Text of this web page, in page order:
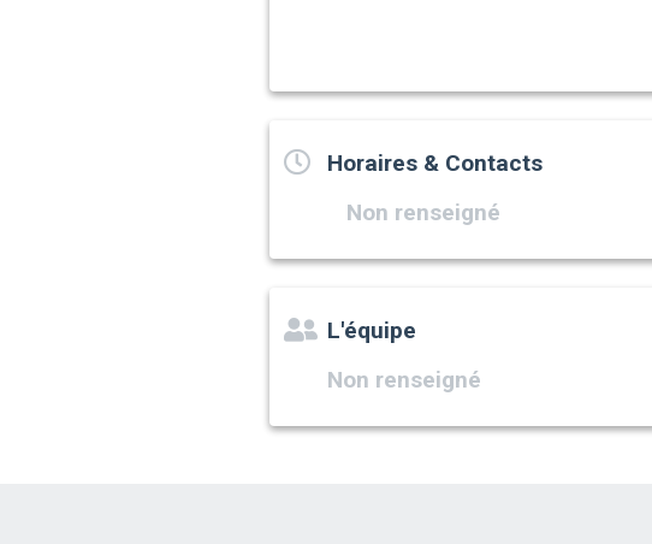
Horaires & Contacts
Non renseigné
L'équipe
Non renseigné